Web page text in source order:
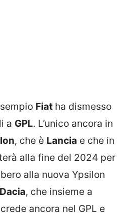
Fiat ha dismesso
a GPL. L’unico ancora in
, che è Lancia e che in
alla fine del 2024 per
alla nuova Ypsilon
Dacia, che insieme a
crede ancora nel GPL e